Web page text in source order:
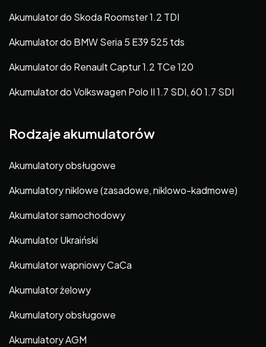
Akumulator do Skoda Roomster 1.2 TDI
Akumulator do BMW Seria 5 E39 525 tds
Akumulator do Renault Captur 1.2 TCe 120
Akumulator do Volkswagen Polo II 1.7 SDI, 60 1.7 SDI
Rodzaje akumulatorów
Akumulatory obsługowe
Akumulatory niklowe (zasadowe, niklowo-kadmowe)
Akumulator samochodowy
Akumulator Ukraiński
Akumulator wapniowy CaCa
Akumulator żelowy
Akumulatory obsługowe
Akumulatory AGM